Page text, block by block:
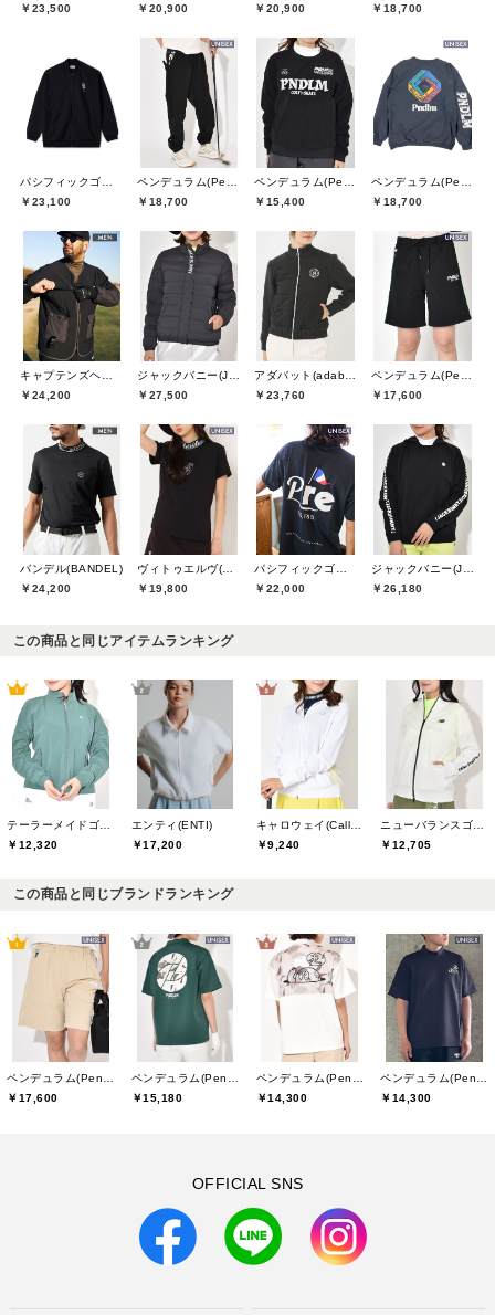
￥23,500
￥20,900
￥20,900
￥18,700
￥23,100
￥18,700
￥15,400
￥18,700
￥24,200
￥27,500
￥23,760
￥17,600
バンデル(BANDEL)
￥24,200
￥19,800
￥22,000
￥26,180
この商品と同じアイテムランキング
￥12,320
エンティ(ENTI)
￥17,200
￥9,240
￥12,705
この商品と同じブランドランキング
￥17,600
￥15,180
￥14,300
￥14,300
OFFICIAL SNS